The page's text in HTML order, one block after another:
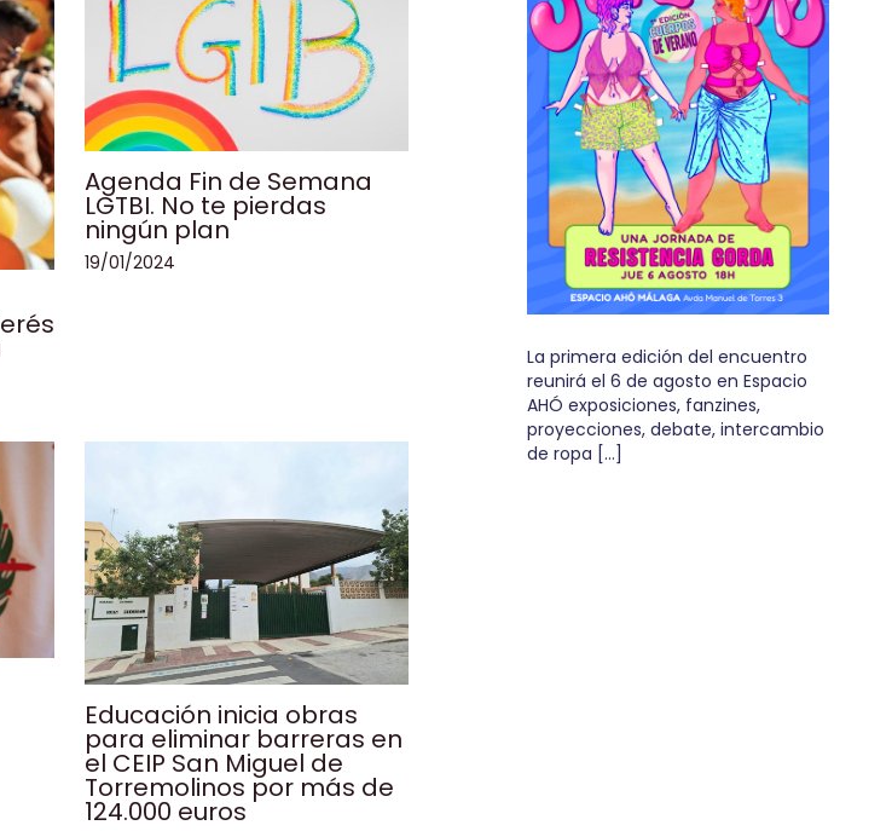
Agenda Fin de Semana
LGTBI. No te pierdas
ningún plan
19/01/2024
Educación inicia obras
para eliminar barreras en
el CEIP San Miguel de
Torremolinos por más de
124.000 euros
La primera edición del encuentro
reunirá el 6 de agosto en Espacio
AHÓ exposiciones, fanzines,
proyecciones, debate, intercambio
de ropa […]